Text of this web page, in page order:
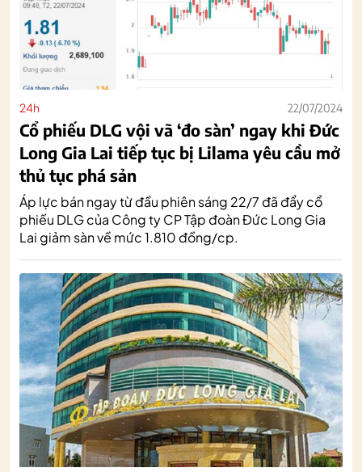
24h 22/07/2024
Cổ phiếu DLG vội vã ‘đo sàn’ ngay khi Đức
Long Gia Lai tiếp tục bị Lilama yêu cầu mở
thủ tục phá sản
Áp lực bán ngay từ đầu phiên sáng 22/7 đã đẩy cổ
phiếu DLG của Công ty CP Tập đoàn Đức Long Gia
Lai giảm sàn về mức 1.810 đồng/cp.